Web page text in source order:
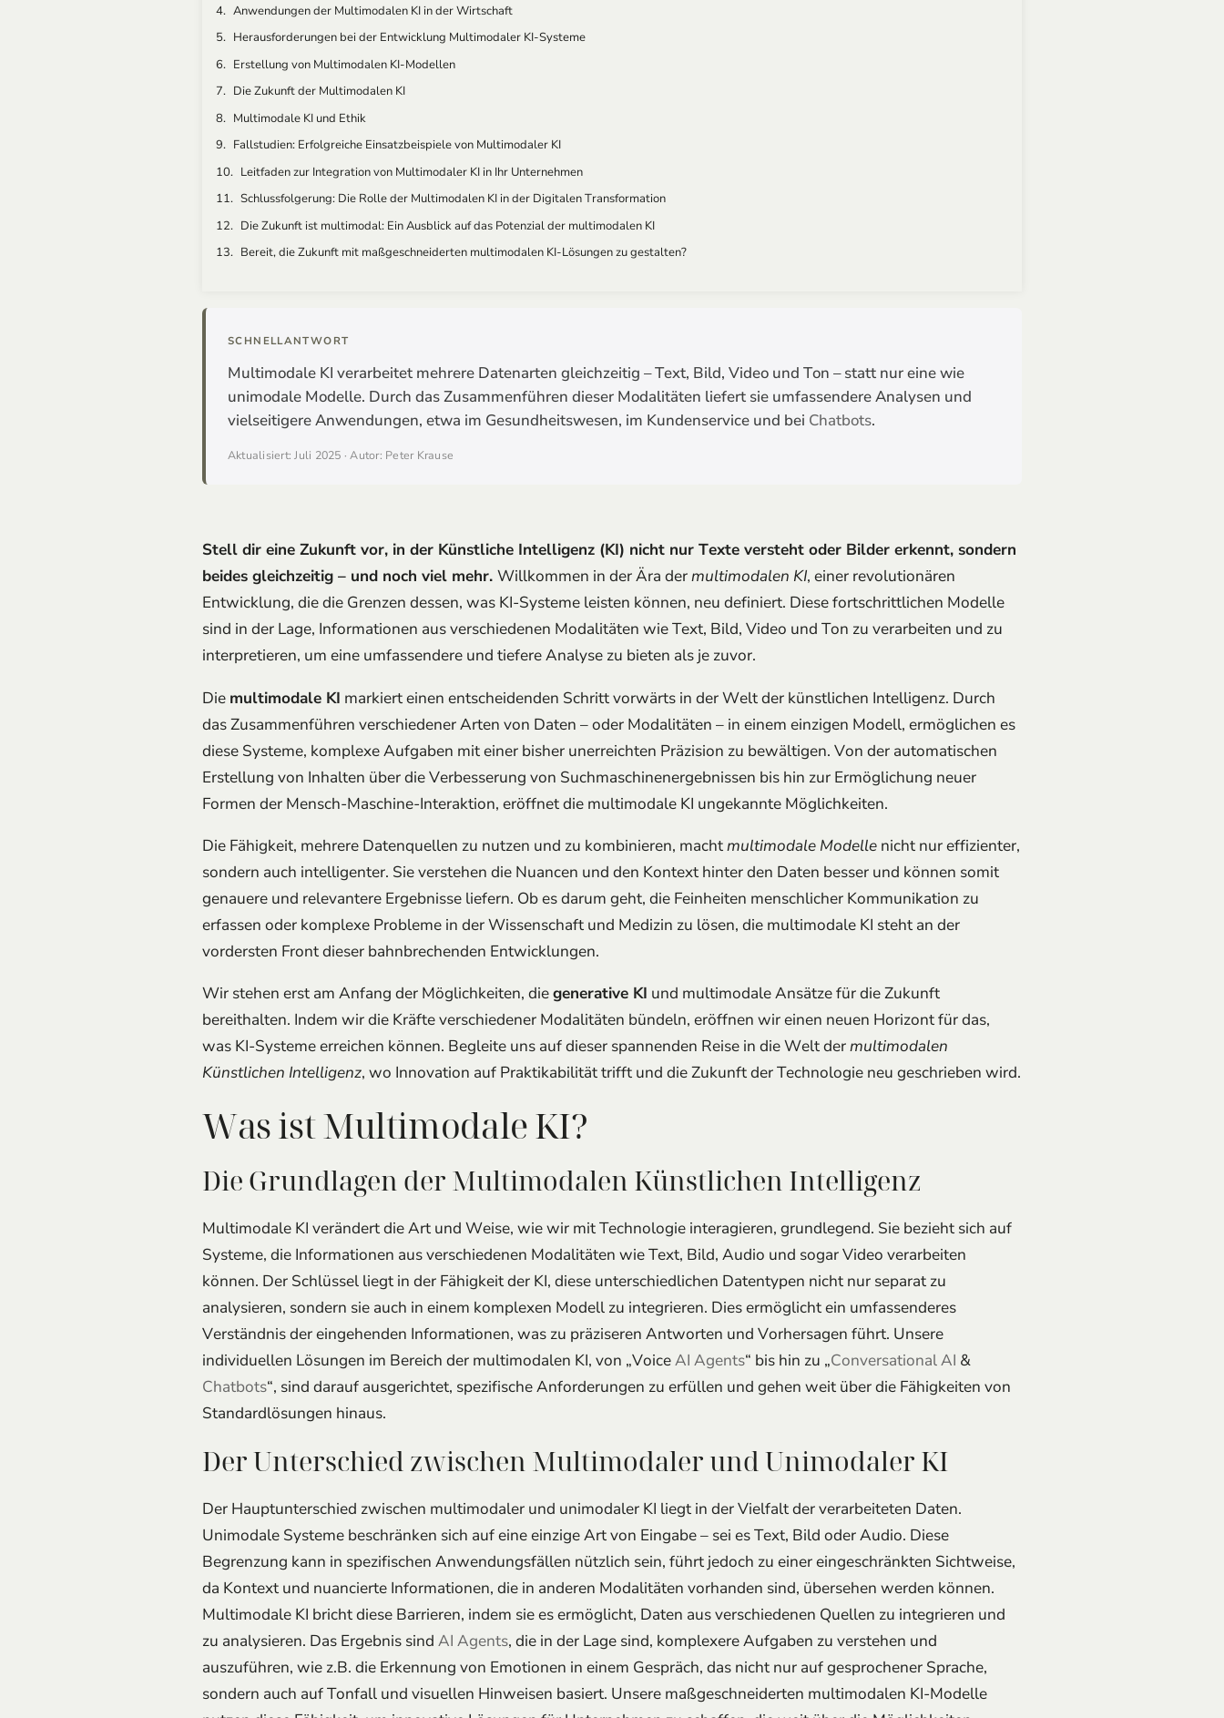
Herausforderungen bei der Entwicklung Multimodaler KI-Systeme
Erstellung von Multimodalen KI-Modellen
Die Zukunft der Multimodalen KI
Multimodale KI und Ethik
Fallstudien: Erfolgreiche Einsatzbeispiele von Multimodaler KI
Leitfaden zur Integration von Multimodaler KI in Ihr Unternehmen
Schlussfolgerung: Die Rolle der Multimodalen KI in der Digitalen Transformation
Die Zukunft ist multimodal: Ein Ausblick auf das Potenzial der multimodalen KI
Bereit, die Zukunft mit maßgeschneiderten multimodalen KI-Lösungen zu gestalten?
Multimodale KI verarbeitet mehrere Datenarten gleichzeitig – Text, Bild, Video und Ton – statt nur eine wie
unimodale Modelle. Durch das Zusammenführen dieser Modalitäten liefert sie umfassendere Analysen und
vielseitigere Anwendungen, etwa im Gesundheitswesen, im Kundenservice und beiChatbots
Aktualisiert: Juli 2025 · Autor: Peter Krause
beides gleichzeitig – und noch viel mehr.Willkommen in der Ära dermultimodalen KI , einer revolutionären
Entwicklung, die die Grenzen dessen, was KI-Systeme leisten können, neu definiert. Diese fortschrittlichen Modelle
sind in der Lage, Informationen aus verschiedenen Modalitäten wie Text, Bild, Video und Ton zu verarbeiten und zu
interpretieren, um eine umfassendere und tiefere Analyse zu bieten als je zuvor.
multimodale KI
markiert einen entscheidenden Schritt vorwärts in der Welt der künstlichen Intelligenz. Durch
das Zusammenführen verschiedener Arten von Daten – oder Modalitäten – in einem einzigen Modell, ermöglichen es
diese Systeme, komplexe Aufgaben mit einer bisher unerreichten Präzision zu bewältigen. Von der automatischen
Erstellung von Inhalten über die Verbesserung von Suchmaschinenergebnissen bis hin zur Ermöglichung neuer
Formen der Mensch-Maschine-Interaktion, eröffnet die multimodale KI ungekannte Möglichkeiten.
Die Fähigkeit, mehrere Datenquellen zu nutzen und zu kombinieren, macht multimodale Modelle
sondern auch intelligenter. Sie verstehen die Nuancen und den Kontext hinter den Daten besser und können somit
genauere und relevantere Ergebnisse liefern. Ob es darum geht, die Feinheiten menschlicher Kommunikation zu
erfassen oder komplexe Probleme in der Wissenschaft und Medizin zu lösen, die multimodale KI steht an der
vordersten Front dieser bahnbrechenden Entwicklungen.
generative KI
bereithalten. Indem wir die Kräfte verschiedener Modalitäten bündeln, eröffnen wir einen neuen Horizont für das,
was KI-Systeme erreichen können. Begleite uns auf dieser spannenden Reise in die Welt dermultimodalen
Künstlichen Intelligenz, wo Innovation auf Praktikabilität trifft und die Zukunft der Technologie neu geschrieben wird.
Multimodale KI verändert die Art und Weise, wie wir mit Technologie interagieren, grundlegend. Sie bezieht sich auf
Systeme, die Informationen aus verschiedenen Modalitäten wie Text, Bild, Audio und sogar Video verarbeiten
können. Der Schlüssel liegt in der Fähigkeit der KI, diese unterschiedlichen Datentypen nicht nur separat zu
analysieren, sondern sie auch in einem komplexen Modell zu integrieren. Dies ermöglicht ein umfassenderes
Verständnis der eingehenden Informationen, was zu präziseren Antworten und Vorhersagen führt. Unsere
individuellen Lösungen im Bereich der multimodalen KI, von „VoiceAI Agents“ bis hin zu „Conversational AI
Chatbots“, sind darauf ausgerichtet, spezifische Anforderungen zu erfüllen und gehen weit über die Fähigkeiten von
Standardlösungen hinaus.
Der Unterschied zwischen Multimodaler und Unimodaler KI
Unimodale Systeme beschränken sich auf eine einzige Art von Eingabe – sei es Text, Bild oder Audio. Diese
Begrenzung kann in spezifischen Anwendungsfällen nützlich sein, führt jedoch zu einer eingeschränkten Sichtweise,
da Kontext und nuancierte Informationen, die in anderen Modalitäten vorhanden sind, übersehen werden können.
Multimodale KI bricht diese Barrieren, indem sie es ermöglicht, Daten aus verschiedenen Quellen zu integrieren und
zu analysieren. Das Ergebnis sindAI Agents, die in der Lage sind, komplexere Aufgaben zu verstehen und
auszuführen, wie z.B. die Erkennung von Emotionen in einem Gespräch, das nicht nur auf gesprochener Sprache,
sondern auch auf Tonfall und visuellen Hinweisen basiert. Unsere maßgeschneiderten multimodalen KI-Modelle
nutzen diese Fähigkeit, um innovative Lösungen für Unternehmen zu schaffen, die weit über die Möglichkeiten